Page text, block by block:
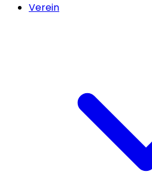
Verein